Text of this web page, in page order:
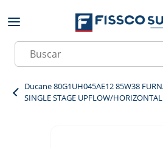
Skip to main content
Site Search
Ducane 80G1UH045AE12 85W38
SINGLE STAGE UPFLOW/HORIZONTAL